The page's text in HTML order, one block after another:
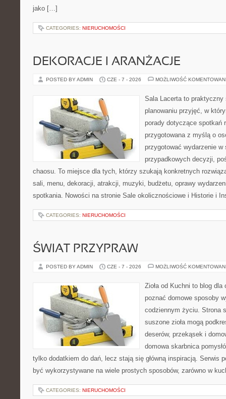
jako […]
CATEGORIES: NIERUCHOMOŚCI
DEKORACJE I ARANŻACJE
POSTED BY ADMIN CZE - 7 - 2026 MOŻLIWOŚĆ
Sala Lacerta to praktyczny
planowaniu przyjęć, w
porady dotyczące spotkań
przygotowana z myślą o
przygotować wydarzenie
przypadkowych decyzji,
chaosu. To miejsce dla tych, którzy szukają konkretnych
sali, menu, dekoracji, atrakcji, muzyki, budżetu, oprawy
spotkania. Nowości na stronie Sale okolicznościowe i Historie i
CATEGORIES: NIERUCHOMOŚCI
ŚWIAT PRZYPRAW
POSTED BY ADMIN CZE - 7 - 2026 MOŻLIWOŚĆ
Zioła od Kuchni to blog
poznać domowe sposoby
codziennym życiu. Strona
suszone zioła mogą
deserów, przekąsek i
domowa skarbnica
tylko dodatkiem do dań, lecz stają się główną inspiracją. Serwis
być wykorzystywane na wiele prostych sposobów, zarówno w
CATEGORIES: NIERUCHOMOŚCI